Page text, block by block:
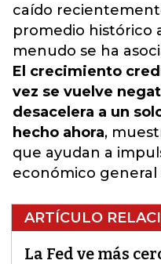
caído
promedio histórico
menudo se ha
El crecimiento
vez se vuelve
desacelera a un
hecho ahora,
que ayudan a
económico general
ARTÍCULO
La Fed ve más